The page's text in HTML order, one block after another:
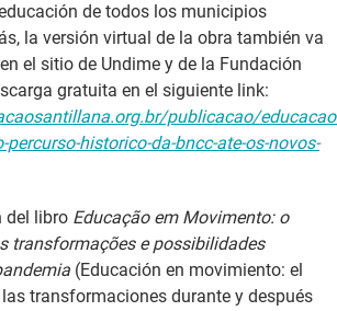
de todos los municipios
la versión virtual de la obra también va
el sitio de Undime y de la Fundación
gratuita en el siguiente link:
publicacao/
percurso-historico-da-bncc-ate-os-novos-
del libro Educação em Movimento: o
transformações e possibilidades
(Educación en movimiento: el
transformaciones durante y después